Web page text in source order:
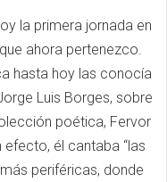
la primera jornada en
ahora pertenezco.
hasta hoy las conocía
Luis Borges, sobre
poética, Fervor
efecto, él cantaba “las
periféricas, donde